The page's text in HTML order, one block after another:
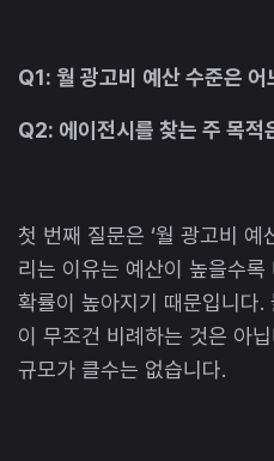
Q1: 월 광고비 예산 수준은
Q2: 에이전시를 찾는 주 목적
첫 번째 질문은 ‘월 광고비 예
리는 이유는 예산이 높을수
확률이 높아지기 때문입니다.
이 무조건 비례하는 것은 아
규모가 클수는 없습니다.